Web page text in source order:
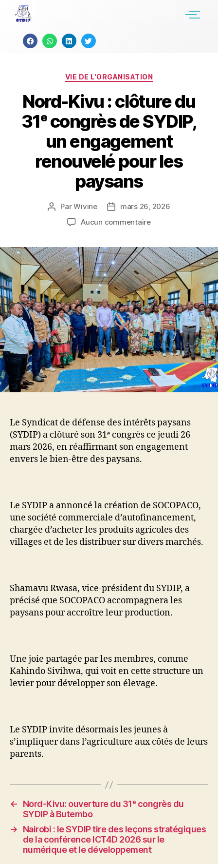
VIE DE L'ORGANISATION
Nord-Kivu : clôture du
31ᵉ congrès de SYDIP,
un engagement
renouvelé pour les
paysans
ParWivine
mars 26, 2026
Aucun commentaire
Le Syndicat de défense des intérêts paysans
(SYDIP) a clôturé son 31ᵉ congrès ce jeudi 26
mars 2026, en réaffirmant son engagement
envers le bien-être des paysans.
Le SYDIP a annoncé la création de SOCOPACO,
une société commerciale d’autofinancement,
chargée d’acheter les produits agricoles des
villages et de les distribuer sur divers marchés.
Shamavu Rwasa, vice-président du SYDIP, a
précisé que SOCOPACO accompagnera les
paysans pour accroître leur production.
Une joie partagée par les membres, comme
Kahindo Sivihwa, qui voit en cette structure un
levier pour développer son élevage.
Le SYDIP invite désormais les jeunes à
s’impliquer dans l’agriculture aux côtés de leurs
parents.
←
Nord-Kivu: ouverture du 31ᵉ congrès du
SYDIP à Butembo
→
Nairobi : le SYDIP tire des leçons stratégiques
de la conférence ICT4D 2026 sur le
numérique et le développement